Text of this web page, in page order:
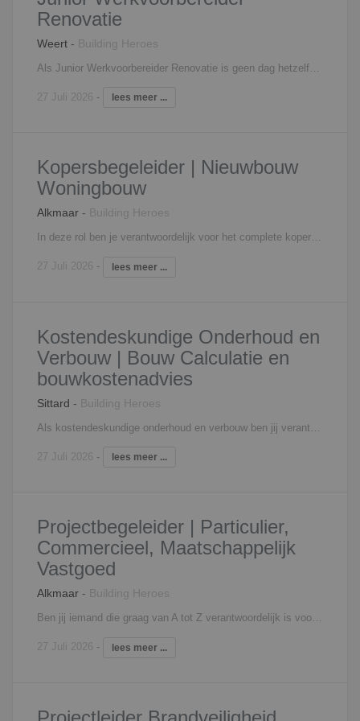
Renovatie
Weert - Building Heroes
27 Juli 2026 - lees meer ...
Kopersbegeleider | Nieuwbouw
Woningbouw
Alkmaar - Building Heroes
In deze rol ben je verantwoordelijk voor het complete kopersbegeleidingstraject van meerdere woningbouwprojecten. Je richt keuzeprocessen in, adviseert klanten over de mogelijkheden en zorgt ervoor dat alle gemaakte keuzes correct worden vastgelegd en afgestemd met de uitvoering. Je werkzaamheden bestaan onder andere uit: Het opzetten en beheren van meer- en minderwerkopties per project; Het begeleiden van kopers tijdens het volledige keuzeproces; Het verwerken en bewaken van klantkeuzes in de kopersportal; Het afstemmen van wensen en wijzigingen met het uitvoeringsteam; Het meedenken over de inrichting en optimalisatie van showrooms en keuzeprocessen; Het verzorgen van duidelijke communicatie richting kopers en betrokken bouwpartners; Het begeleiden van maatwerktrajecten voor exclusieve woningen en penthouses. Binnen startersprojecten werk je veelal met een zorgvuldig samengesteld keuzeaanbod, waarbij kopers bijvoorbeeld kunnen kiezen uit verschillende tegels, sanitairopstellingen en keukenconfiguraties. Bij de luxere projecten verschuift de rol steeds meer richting individueel advies en maatwerk.
27 Juli 2026 - lees meer ...
Kostendeskundige Onderhoud en
Verbouw | Bouw Calculatie en
bouwkostenadvies
Sittard - Building Heroes
27 Juli 2026 - lees meer ...
Projectbegeleider | Particulier,
Commercieel, Maatschappelijk
Vastgoed
Alkmaar - Building Heroes
Ben jij iemand die graag van A tot Z verantwoordelijk is voor bouwprojecten? Krijg jij energie van het schakelen tussen klanten, calculaties, voorbereiding en uitvoering? Dan is dit een unieke kans om een sleutelrol te vervullen binnen een gevestigde regionale aannemer met een sterke naam in de markt. Als Projectbegeleider Kleinbouw ben jij verantwoordelijk voor projecten met een omvang tussen €100.000 en €1.000.000. Je begeleidt deze projecten vanaf de eerste opname tot en met de oplevering. Hierdoor krijg je veel vrijheid, verantwoordelijkheid en invloed op het eindresultaat. Je werkzaamheden bestaan onder andere uit: Opnemen van projecten bij opdrachtgevers; Maken van calculaties en begrotingen; Verzorgen van de werkvoorbereiding; Inkopen van materialen en onderaannemers; Bewaken van planning, kwaliteit en budget; Aansturen en begeleiden van de uitvoering; Onderhouden van contact met opdrachtgevers, leveranciers en bouwpartners. Je bent het centrale aanspreekpunt binnen het project en zorgt ervoor dat alles soepel verloopt. Juist doordat de organisatie compact is ingericht, krijg je veel ruimte om zelfstandig beslissingen te nemen en direct impact te maken.
27 Juli 2026 - lees meer ...